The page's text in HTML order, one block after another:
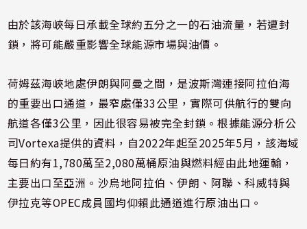
由於該海峽每日承載全球約五分之一的石油流量，若遭封
鎖，將可能嚴重影響全球能源市場與油價。
荷姆茲海峽地處伊朗與阿曼之間，是波斯灣連接阿拉伯海
的重要出口通道，最窄處僅33公里，實際可供航行的雙向
航道各僅3公里，因此很容易被完全封鎖。根據能源分析公
司Vortexa提供的資料，自2022年起至2025年5月，該海域
每日約有1,780萬至2,080萬桶原油與燃料經由此地運輸，
主要出口至亞洲。沙烏地阿拉伯、伊朗、阿聯、科威特與
伊拉克等OPEC成員國均仰賴此通道進行原油出口。